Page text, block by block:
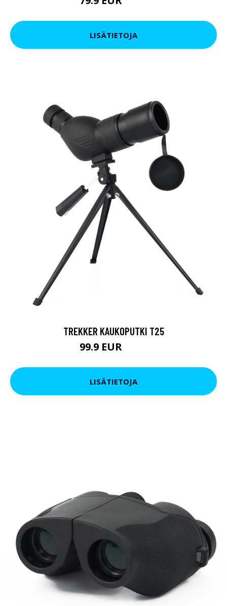
LISÄTIETOJA
TREKKER KAUKOPUTKI T25
99.9 EUR
LISÄTIETOJA